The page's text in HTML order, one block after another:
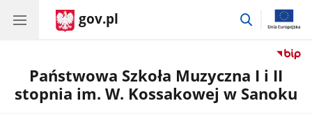
gov.pl
przejdź
Państwowa Szkoła Muzyczna I i II
stopnia im. W. Kossakowej w Sanoku